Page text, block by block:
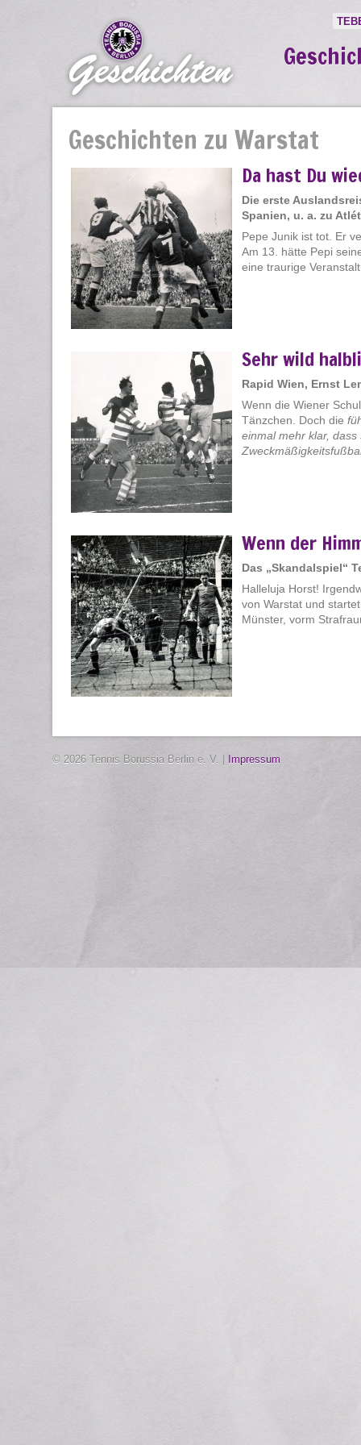
Geschichten zu Warstat
Da hast Du
Die erste
Spanien, u. a. zu
Pepe Junik ist tot. Er
Am 13. hätte Pepi
eine traurige
Sehr wild
Rapid Wien, Ernst
Wenn die Wiener
Tänzchen. Doch die
einmal mehr klar,
Wenn der
Das „Skandalspiel“
Halleluja Horst!
von Warstat und
Münster, vorm
© 2026 Tennis Borussia Berlin e. V. | Impressum